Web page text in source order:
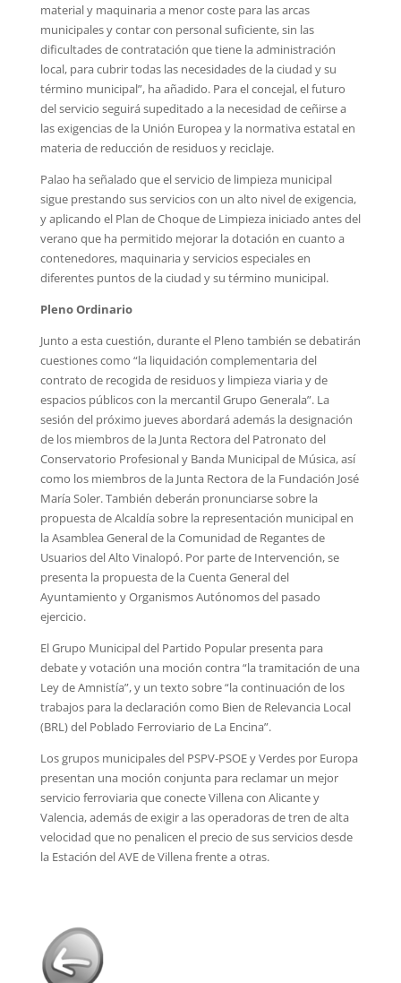
material y maquinaria a menor coste para las arcas
municipales y contar con personal suficiente, sin las
dificultades de contratación que tiene la administración
local, para cubrir todas las necesidades de la ciudad y su
término municipal”, ha añadido. Para el concejal, el futuro
del servicio seguirá supeditado a la necesidad de ceñirse a
las exigencias de la Unión Europea y la normativa estatal en
materia de reducción de residuos y reciclaje.
Palao ha señalado que el servicio de limpieza municipal
sigue prestando sus servicios con un alto nivel de exigencia,
y aplicando el Plan de Choque de Limpieza iniciado antes del
verano que ha permitido mejorar la dotación en cuanto a
contenedores, maquinaria y servicios especiales en
diferentes puntos de la ciudad y su término municipal.
Pleno Ordinario
Junto a esta cuestión, durante el Pleno también se debatirán
cuestiones como “la liquidación complementaria del
contrato de recogida de residuos y limpieza viaria y de
espacios públicos con la mercantil Grupo Generala”. La
sesión del próximo jueves abordará además la designación
de los miembros de la Junta Rectora del Patronato del
Conservatorio Profesional y Banda Municipal de Música, así
como los miembros de la Junta Rectora de la Fundación José
María Soler. También deberán pronunciarse sobre la
propuesta de Alcaldía sobre la representación municipal en
la Asamblea General de la Comunidad de Regantes de
Usuarios del Alto Vinalopó. Por parte de Intervención, se
presenta la propuesta de la Cuenta General del
Ayuntamiento y Organismos Autónomos del pasado
ejercicio.
El Grupo Municipal del Partido Popular presenta para
debate y votación una moción contra “la tramitación de una
Ley de Amnistía”, y un texto sobre “la continuación de los
trabajos para la declaración como Bien de Relevancia Local
(BRL) del Poblado Ferroviario de La Encina”.
Los grupos municipales del PSPV-PSOE y Verdes por Europa
presentan una moción conjunta para reclamar un mejor
servicio ferroviaria que conecte Villena con Alicante y
Valencia, además de exigir a las operadoras de tren de alta
velocidad que no penalicen el precio de sus servicios desde
la Estación del AVE de Villena frente a otras.